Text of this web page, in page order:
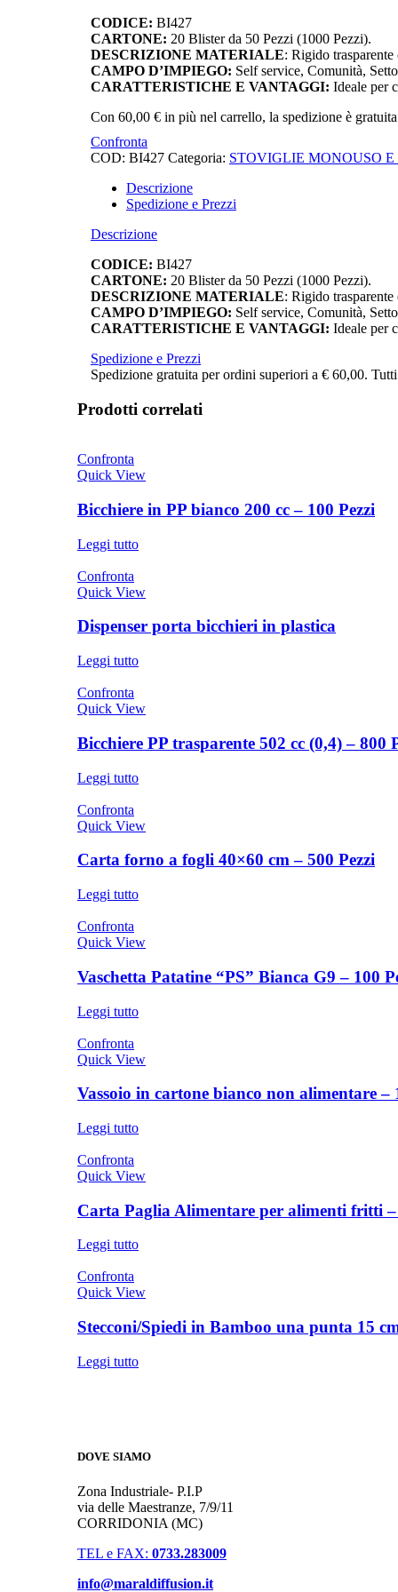
CODICE: BI427
CARTONE: 20 Blister da 50 Pezzi (1000 Pezzi).
DESCRIZIONE MATERIALE: Rigido
CAMPO D’IMPIEGO: Self service, Comunità,
CARATTERISTICHE E VANTAGGI: Ideale per
Con 60,00 € in più nel carrello, la spedizione è
Confronta
COD: BI427 Categoria: STOVIGLIE MONOUSO E
Descrizione
Spedizione e Prezzi
Descrizione
CODICE: BI427
CARTONE: 20 Blister da 50 Pezzi (1000 Pezzi).
DESCRIZIONE MATERIALE: Rigido
CAMPO D’IMPIEGO: Self service, Comunità,
CARATTERISTICHE E VANTAGGI: Ideale per
Spedizione e Prezzi
Spedizione gratuita per ordini superiori a € 60,00.
Prodotti correlati
Confronta
Quick View
Bicchiere in PP bianco 200 cc – 100 Pezzi
Leggi tutto
Confronta
Quick View
Dispenser porta bicchieri in plastica
Leggi tutto
Confronta
Quick View
Bicchiere PP trasparente 502 cc (0,4) – 800
Leggi tutto
Confronta
Quick View
Carta forno a fogli 40×60 cm – 500 Pezzi
Leggi tutto
Confronta
Quick View
Vaschetta Patatine “PS” Bianca G9 – 100
Leggi tutto
Confronta
Quick View
Vassoio in cartone bianco non alimentare –
Leggi tutto
Confronta
Quick View
Carta Paglia Alimentare per alimenti fritti
Leggi tutto
Confronta
Quick View
Stecconi/Spiedi in Bamboo una punta 15
Leggi tutto
DOVE SIAMO
Zona Industriale- P.I.P
via delle Maestranze, 7/9/11
CORRIDONIA (MC)
TEL e FAX: 0733.283009
info@maraldiffusion.it